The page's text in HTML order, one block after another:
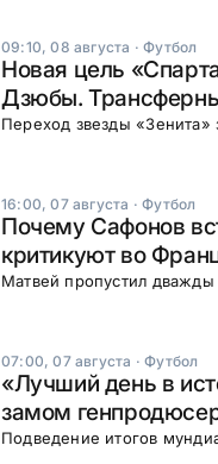
09:10, 08 августа ·Футбол
Новая цель
Дзюбы.
Переход звезды «Зенита»
16:00, 07 августа ·Футбол
Почему Сафонов
критикуют во
Матвей пропустил
07:00, 07 августа ·Футбол
«Лучший день в
замом
Подведение итогов